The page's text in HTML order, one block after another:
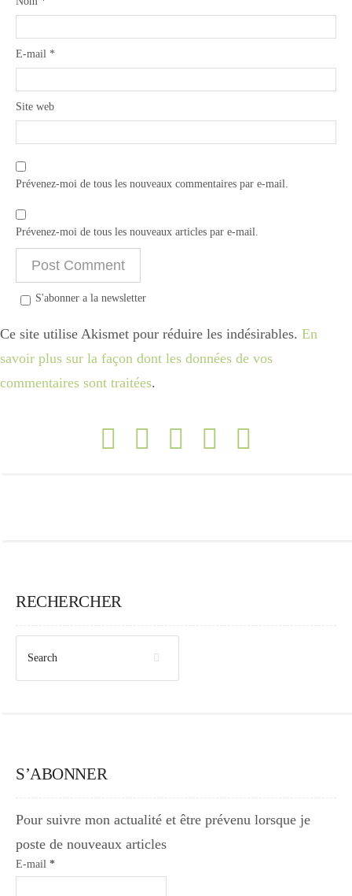
E-mail *
Site web
Prévenez-moi de tous les nouveaux commentaires par e-mail.
Prévenez-moi de tous les nouveaux articles par e-mail.
S'abonner a la newsletter
Ce site utilise Akismet pour réduire les indésirables. En
savoir plus sur la façon dont les données de vos
commentaires sont traitées.
RECHERCHER
S’ABONNER
Pour suivre mon actualité et être prévenu lorsque je
poste de nouveaux articles
E-mail *